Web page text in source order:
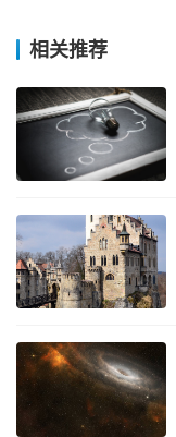
相关推荐